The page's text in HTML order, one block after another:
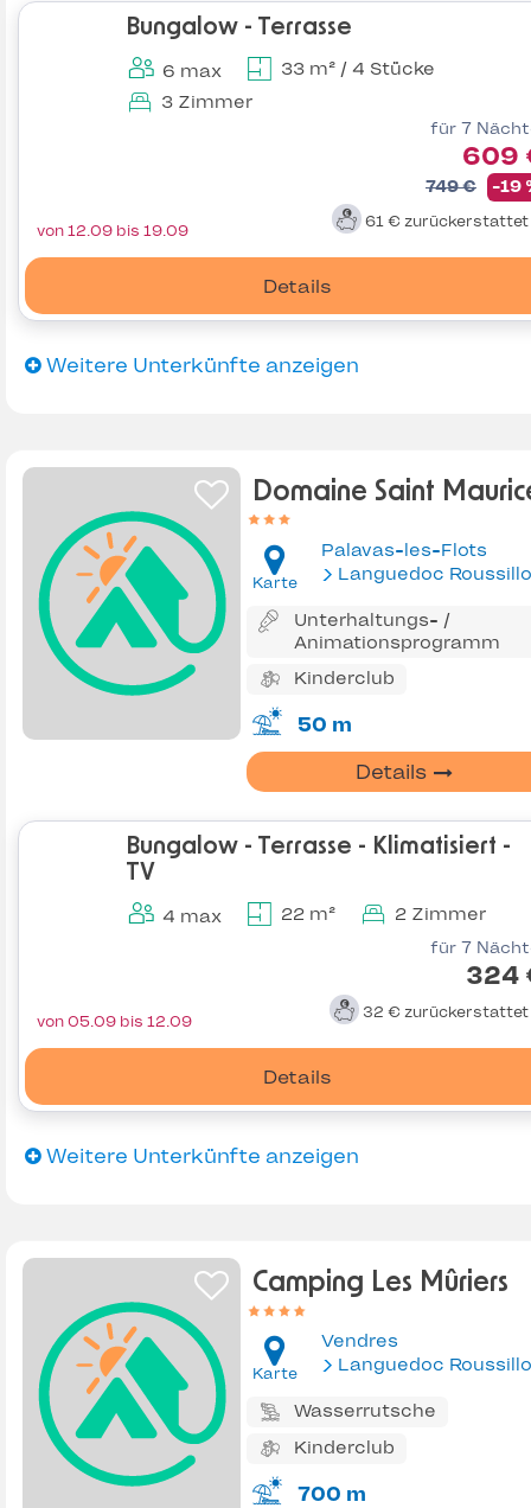
Bungalow - Terrasse
6 max
33 m² / 4 Stücke
3 Zimmer
für 7
609
749 € -19
61 € zurückerstattet
Details
von 12.09 bis 19.09
Weitere Unterkünfte anzeigen
Domaine Saint
Karte
Palavas-les-Flots
Languedoc
Unterhaltungs- /
Animationsprogramm
Kinderclub
50 m
Details
Bungalow - Terrasse - Klimatisiert -
TV
4 max 22 m² 2 Zimmer
für 7
324
32 € zurückerstattet
Details
von 05.09 bis 12.09
Weitere Unterkünfte anzeigen
Camping Les Mûriers
Karte
Vendres
Languedoc
Wasserrutsche
Kinderclub
700 m